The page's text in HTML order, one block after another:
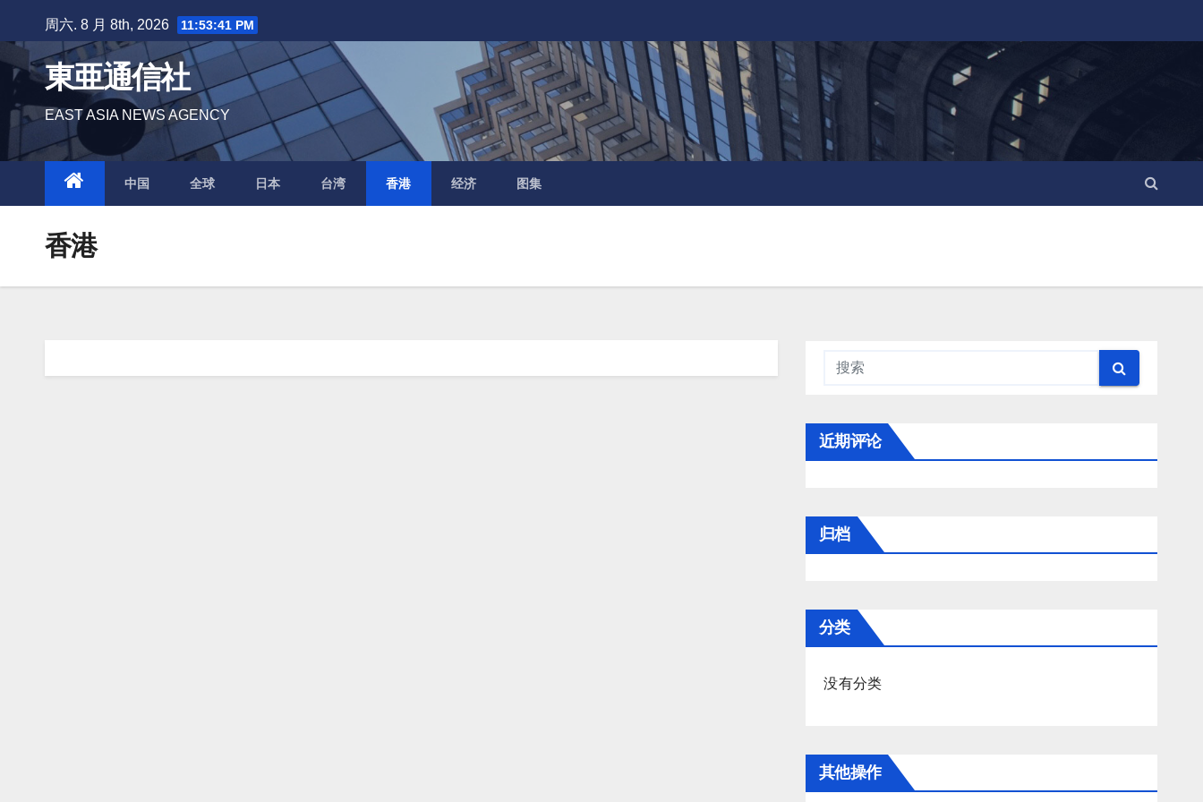
至
内
周六. 8 月 8th, 2026 11:53:42 PM
東亜通信社
EAST ASIA NEWS AGENCY
中国 全球 日本 台湾 香港 经济 图集
香港
近期评论
归档
分类
没有分类
其他操作